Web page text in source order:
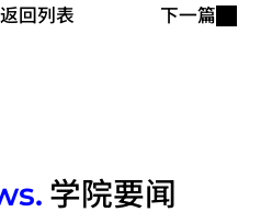
返回列表 下一篇
学院要闻